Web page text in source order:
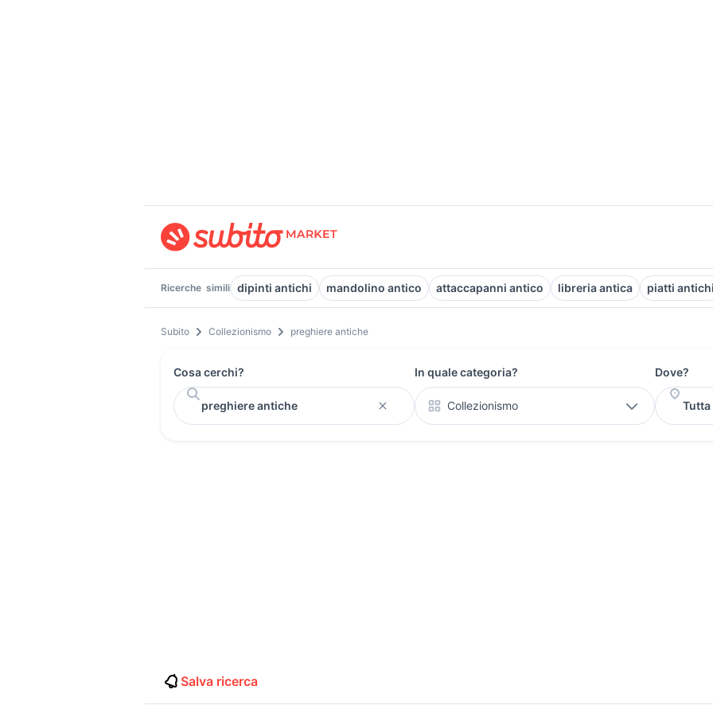
Ricerche simili dipinti antichi mandolino antico attaccapanni antico libreria antica piatti
Subito Collezionismo preghiere antiche
Cosa cerchi? In quale categoria?
Collezionismo
Dove?
Salva ricerca